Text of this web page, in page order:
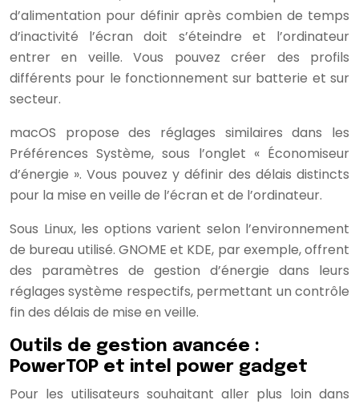
d’alimentation pour définir après combien de temps
d’inactivité l’écran doit s’éteindre et l’ordinateur
entrer en veille. Vous pouvez créer des profils
différents pour le fonctionnement sur batterie et sur
secteur.
macOS propose des réglages similaires dans les
Préférences Système, sous l’onglet « Économiseur
d’énergie ». Vous pouvez y définir des délais distincts
pour la mise en veille de l’écran et de l’ordinateur.
Sous Linux, les options varient selon l’environnement
de bureau utilisé. GNOME et KDE, par exemple, offrent
des paramètres de gestion d’énergie dans leurs
réglages système respectifs, permettant un contrôle
fin des délais de mise en veille.
Outils de gestion avancée :
PowerTOP et intel power gadget
Pour les utilisateurs souhaitant aller plus loin dans